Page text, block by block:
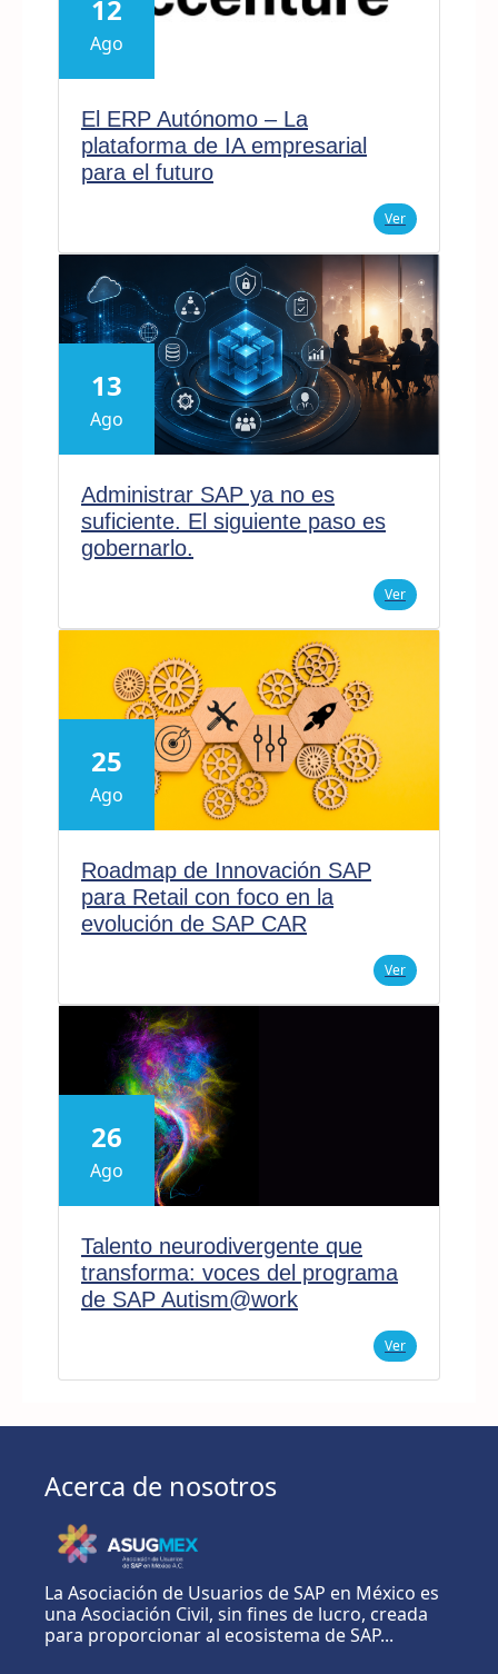
12
Ago
El ERP Autónomo – La
plataforma de IA empresarial
para el futuro
Ver
13
Ago
Administrar SAP ya no es
suficiente. El siguiente paso es
gobernarlo.
Ver
25
Ago
Roadmap de Innovación SAP
para Retail con foco en la
evolución de SAP CAR
Ver
26
Ago
Talento neurodivergente que
transforma: voces del programa
de SAP Autism@work
Ver
Acerca de nosotros
La Asociación de Usuarios de SAP en México es
una Asociación Civil, sin fines de lucro, creada
para proporcionar al ecosistema de SAP...